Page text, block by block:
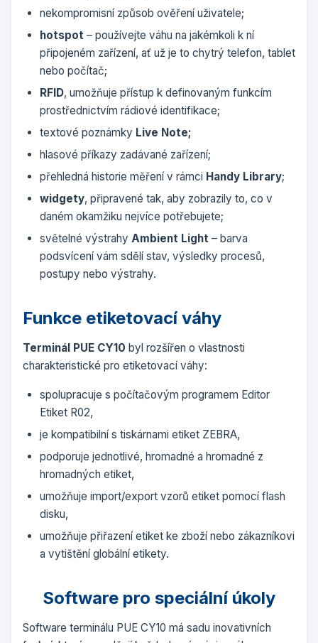
nekompromisní způsob ověření uživatele;
hotspot – používejte váhu na jakémkoli k ní
připojeném zařízení, ať už je to chytrý telefon, tablet
nebo počítač;
RFID, umožňuje přístup k definovaným funkcím
prostřednictvím rádiové identifikace;
textové poznámky Live Note;
hlasové příkazy zadávané zařízení;
přehledná historie měření v rámci Handy Library;
widgety, připravené tak, aby zobrazily to, co v
daném okamžiku nejvíce potřebujete;
světelné výstrahy Ambient Light – barva
podsvícení vám sdělí stav, výsledky procesů,
postupy nebo výstrahy.
Funkce etiketovací váhy
Terminál PUE CY10 byl rozšířen o vlastnosti
charakteristické pro etiketovací váhy:
spolupracuje s počítačovým programem Editor
Etiket R02,
je kompatibilní s tiskárnami etiket ZEBRA,
podporuje jednotlivé, hromadné a hromadné z
hromadných etiket,
umožňuje import/export vzorů etiket pomocí flash
disku,
umožňuje přiřazení etiket ke zboží nebo zákazníkovi
a vytištění globální etikety.
Software pro speciální úkoly
Software terminálu PUE CY10 má sadu inovativních